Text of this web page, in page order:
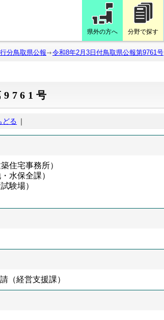
県外の方へ 分野で探す
分鳥取県公報 令和8年2月3日付鳥取県公報第9761号
9761号
どる ｜
住宅事務所）
水保全課）
験場）
（経営支援課）